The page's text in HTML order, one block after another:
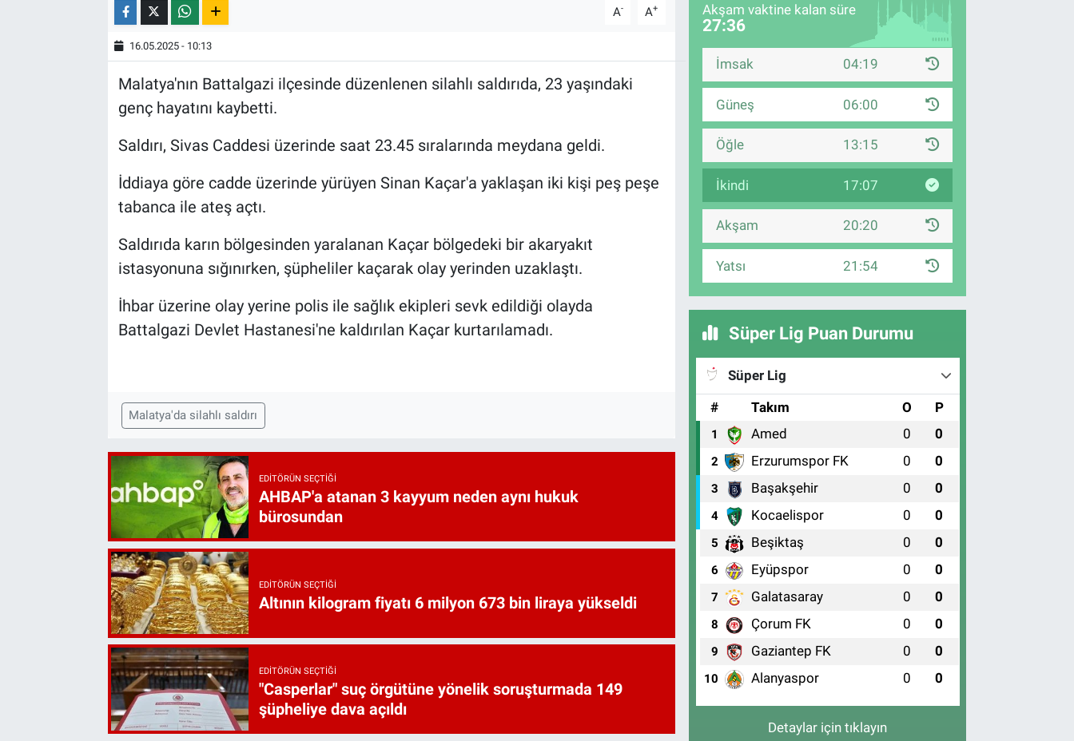
A- A+
16.05.2025 - 10:13
Malatya'nın Battalgazi ilçesinde düzenlenen silahlı saldırıda, 23 yaşındaki
genç hayatını kaybetti.
Saldırı, Sivas Caddesi üzerinde saat 23.45 sıralarında meydana geldi.
İddiaya göre cadde üzerinde yürüyen Sinan Kaçar'a yaklaşan iki kişi peş peşe
tabanca ile ateş açtı.
Saldırıda karın bölgesinden yaralanan Kaçar bölgedeki bir akaryakıt
istasyonuna sığınırken, şüpheliler kaçarak olay yerinden uzaklaştı.
İhbar üzerine olay yerine polis ile sağlık ekipleri sevk edildiği olayda
Battalgazi Devlet Hastanesi'ne kaldırılan Kaçar kurtarılamadı.
Malatya'da silahlı saldırı
EDITÖRÜN SEÇTIĞI
AHBAP'a atanan 3 kayyum neden aynı hukuk
bürosundan
EDITÖRÜN SEÇTIĞI
Altının kilogram fiyatı 6 milyon 673 bin liraya yükseldi
EDITÖRÜN SEÇTIĞI
"Casperlar" suç örgütüne yönelik soruşturmada 149
şüpheliye dava açıldı
Akşam vaktine kalan süre
27:35
İmsak 04:19
Güneş 06:00
Öğle 13:15
İkindi 17:07
Akşam 20:20
Yatsı 21:54
Süper Lig Puan Durumu
Süper Lig
#
Takım O P
1 Amed 0 0
2 Erzurumspor FK 0 0
3 Başakşehir 0 0
4 Kocaelispor 0 0
5 Beşiktaş 0 0
6 Eyüpspor 0 0
7 Galatasaray 0 0
8 Çorum FK 0 0
9 Gaziantep FK 0 0
10 Alanyaspor 0 0
Detaylar için tıklayın